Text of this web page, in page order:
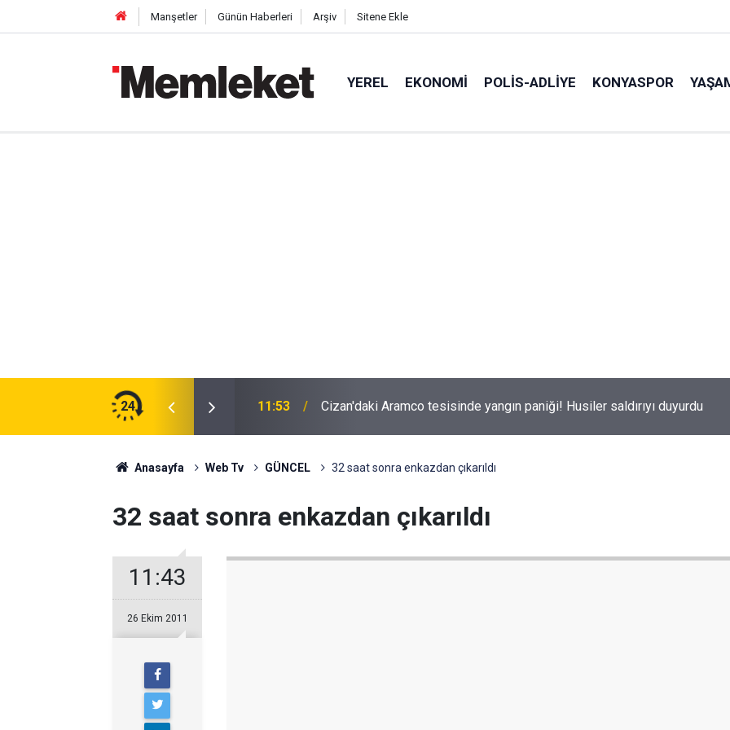
Manşetler Günün Haberleri Arşiv Sitene Ekle
YEREL EKONOMI POLİS-ADLİYE KONYASPOR
24
günde 2,62 TL’lik artış bekleniyor 11:53 Cizan'daki Aramco tesisinde yangın paniği! Husiler saldırıyı duyurdu
Anasayfa Web Tv GÜNCEL 32 saat sonra enkazdan çıkarıldı
32 saat sonra enkazdan çıkarıldı
11:43
26 Ekim 2011